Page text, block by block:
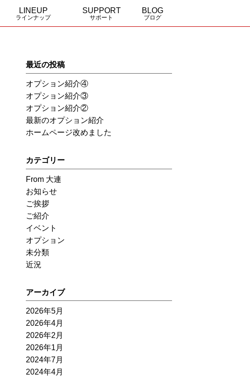
LINEUP
ラインナップ
SUPPORT
サポート
BLOG
ブログ
最近の投稿
オプション紹介④
オプション紹介③
オプション紹介②
最新のオプション紹介
ホームページ改めました
カテゴリー
From 大連
お知らせ
ご挨拶
ご紹介
イベント
オプション
未分類
近況
アーカイブ
2026年5月
2026年4月
2026年2月
2026年1月
2024年7月
2024年4月